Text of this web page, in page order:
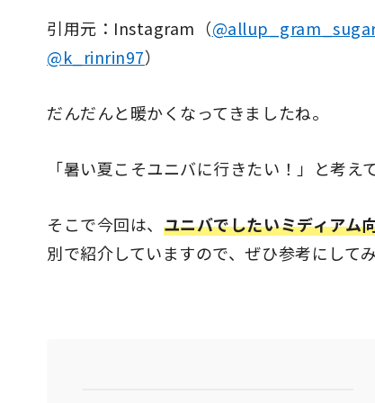
引用元：Instagram（
@k_rinrin97）
だんだんと暖かくなってきましたね。
「暑い夏こそユニバに行きたい！」と考え
そこで今回は、 ユニバでしたいミディアム
別で紹介していますので、ぜひ参考にして